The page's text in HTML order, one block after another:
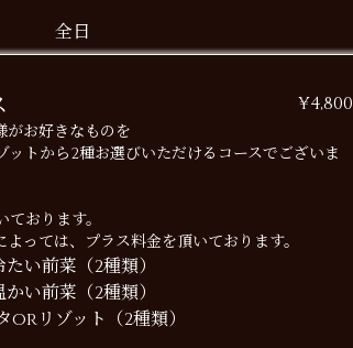
全日
¥4,800
お好きなものを
トから2種お選びいただけるコースでございま
おります。
っては、プラス料金を頂いております。
たい前菜（2種類）
かい前菜（2種類）
orリゾット（2種類）